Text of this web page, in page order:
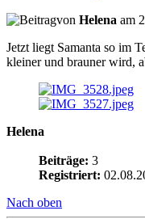
von Helena am
Jetzt liegt Samanta so im
kleiner und brauner wird,
Helena
Beiträge: 3
Registriert:
Nach oben